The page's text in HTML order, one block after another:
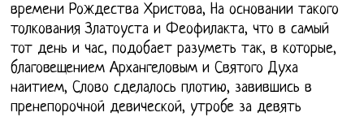
времени Рождества Христова, На основании такого
толкования Златоуста и Феофилакта, что в самый
тот день и час, подобает разуметь так, в которые,
благовещением Архангеловым и Святого Духа
наитием, Слово сделалось плотию, завившись в
пренепорочной девической, утробе за девять